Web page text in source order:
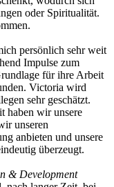
oder Spiritualität.
persönlich sehr weit
Impulse zum
für ihre Arbeit
Victoria wird
sehr geschätzt.
haben wir unsere
unseren
anbieten und unsere
überzeugt.
& Development